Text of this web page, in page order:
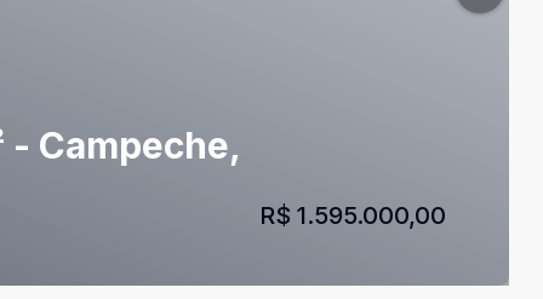
- Campeche,
R$ 1.595.000,00